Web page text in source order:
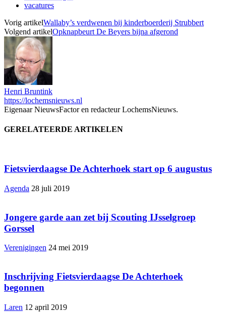
vacatures
Vorig artikelWallaby’s verdwenen bij kinderboerderij Strubbert
Volgend artikelOpknapbeurt De Beyers bijna afgerond
Henri Bruntink
https://lochemsnieuws.nl
Eigenaar NieuwsFactor en redacteur LochemsNieuws.
GERELATEERDE ARTIKELEN
Fietsvierdaagse De Achterhoek start op 6 augustus
Agenda 28 juli 2019
Jongere garde aan zet bij Scouting IJsselgroep
Gorssel
Verenigingen 24 mei 2019
Inschrijving Fietsvierdaagse De Achterhoek
begonnen
Laren 12 april 2019